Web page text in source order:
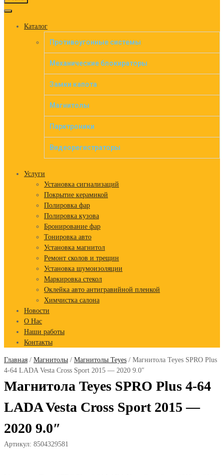
to
Каталог
Противоугонные системы
Механические блокираторы
Замки капота
Магнитолы
Парктроники
Видеорегистраторы
Услуги
Установка сигнализаций
Покрытие керамикой
Полировка фар
Полировка кузова
Бронирование фар
Тонировка авто
Установка магнитол
Ремонт сколов и трещин
Установка шумоизоляции
Маркировка стекол
Оклейка авто антигравийной пленкой
Химчистка салона
Новости
О Нас
Наши работы
Контакты
Главная / Магнитолы / Магнитолы Teyes / Магнитола Teyes SPRO Plus
4-64 LADA Vesta Cross Sport 2015 — 2020 9.0″
Магнитола Teyes SPRO Plus 4-64
LADA Vesta Cross Sport 2015 —
2020 9.0″
Артикул: 8504329581